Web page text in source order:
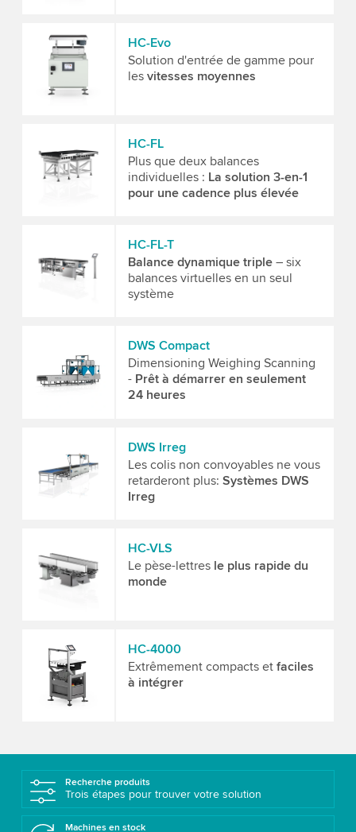
HC-Evo
Solution d'entrée de gamme pour
lesvitesses moyennes
HC-FL
Plus que deux balances
individuelles : La solution 3-en-1
pour une cadence plus élevée
HC-FL-T
Balance dynamique triple – six
balances virtuelles en un seul
système
DWS Compact
Dimensioning Weighing Scanning
- Prêt à démarrer en seulement
24 heures
DWS Irreg
Les colis non convoyables ne vous
retarderont plus:Systèmes DWS
Irreg
HC-VLS
Le pèse-lettres le plus rapide du
monde
HC-4000
Extrêmement compacts etfaciles
à intégrer
Recherche produits
Trois étapes pour trouver votre solution
Machines en stock